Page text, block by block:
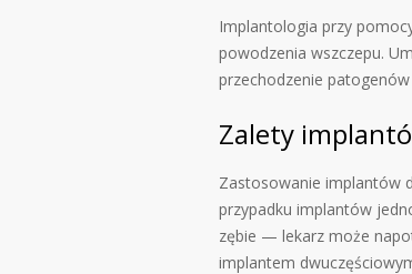
Implantologia przy
powodzenia wszczepu.
przechodzenie
Zalety
Zastosowanie implantów
przypadku implantów
zębie — lekarz może
implantem